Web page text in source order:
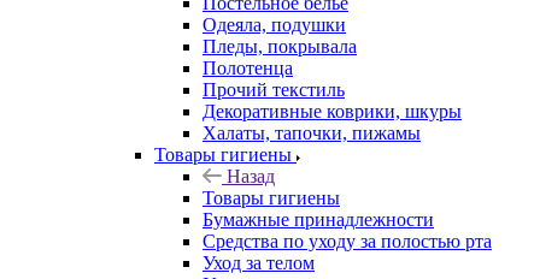
Одеяла, подушки
Пледы, покрывала
Полотенца
Прочий текстиль
Декоративные коврики, шкуры
Халаты, тапочки, пижамы
Товары гигиены
Назад
Товары гигиены
Бумажные принадлежности
Средства по уходу за полостью рта
Уход за телом